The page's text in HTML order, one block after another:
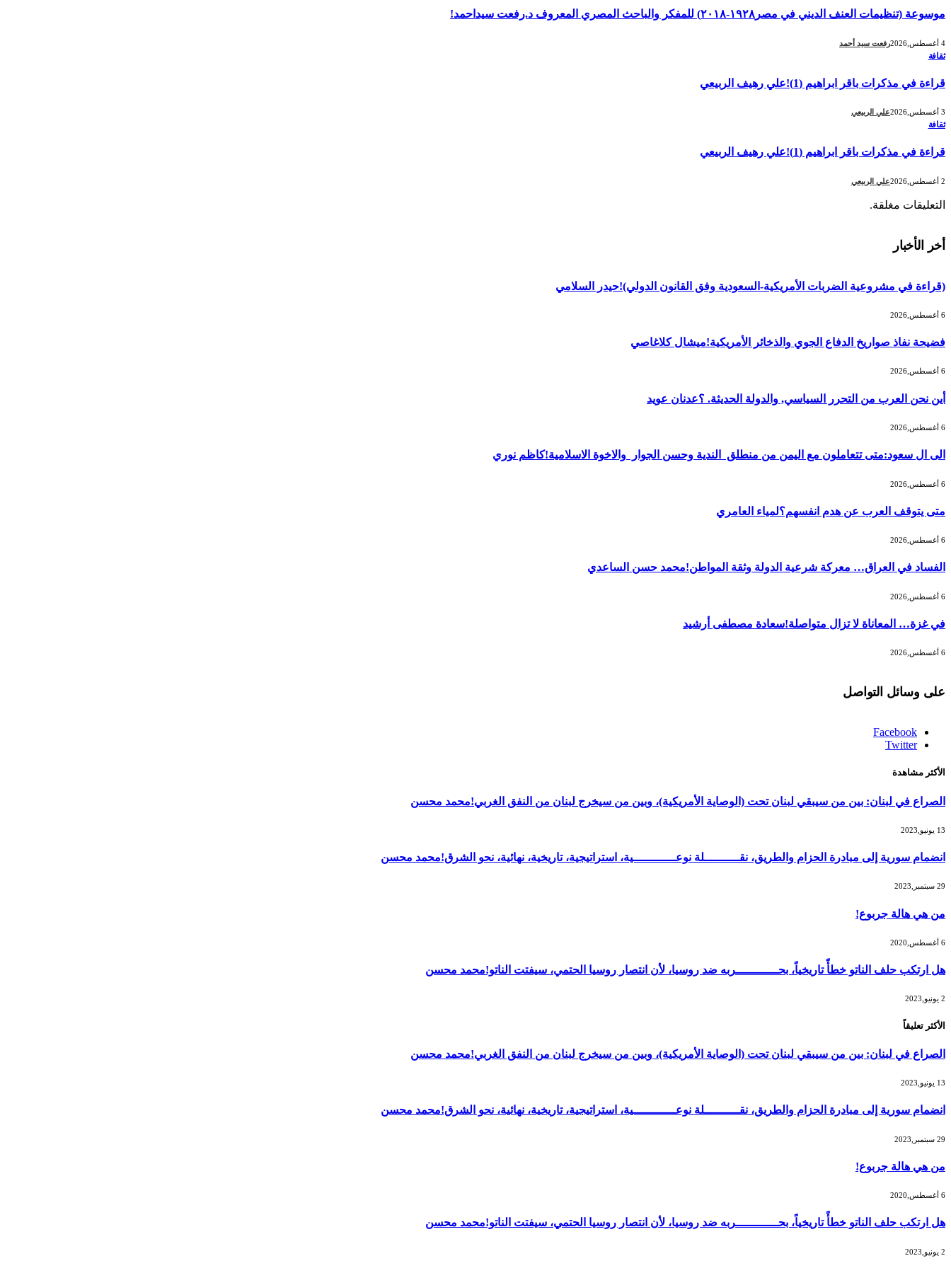
موسوعة (تنظيمات العنف الديني في مصر١٩٢٨-٢٠١٨) للمفكر والباحث المصري المعروف د.رفعت سيداحمد!
4 أغسطس,2026 رفعت سيد أحمد
ثقافة
قراءة في مذكرات باقر ابراهيم (1)!علي رهيف الربيعي
3 أغسطس,2026 علي الربيعي
ثقافة
قراءة في مذكرات باقر ابراهيم (1)!علي رهيف الربيعي
2 أغسطس,2026 علي الربيعي
التعليقات مغلقة.
أخر الأخبار
(قراءة في مشروعية الضربات الأمريكية-السعودية وفق القانون الدولي)!حيدر السلامي
6 أغسطس,2026
فضيحة نفاذ صواريخ الدفاع الجوي والذخائر الأمريكية!ميشال كلاغاصي
6 أغسطس,2026
أين نحن العرب من التحرر السياسي, والدولة الحديثة. ؟عدنان عويد
6 أغسطس,2026
الى ال سعود:متى تتعاملون مع اليمن من منطلق الندية وحسن الجوار والاخوة الاسلامية!كاظم نوري
6 أغسطس,2026
متى يتوقف العرب عن هدم انفسهم؟لمياء العامري
6 أغسطس,2026
الفساد في العراق… معركة شرعية الدولة وثقة المواطن!محمد حسن الساعدي
6 أغسطس,2026
في غزة… المعاناة لا تزال متواصلة!سعادة مصطفى أرشيد
6 أغسطس,2026
على وسائل التواصل
Facebook
Twitter
الأكثر مشاهدة
الصراع في لبنان: بين من سيبقي لبنان تحت (الوصاية الأمريكية)، وبين من سيخرج لبنان من النفق الغربي!محمد محسن
13 يونيو,2023
انضمام سورية إلى مبادرة الحزام والطريق، نقــــــــــلة نوعــــــــــــية، استراتيجية، تاريخية، نهائية، نحو الشرق!محمد محسن
29 سبتمبر,2023
من هي هالة جربوع!
6 أغسطس,2020
هل ارتكب حلف الناتو خطأً تاريخياً، بحــــــــــــربه ضد روسيا، لأن انتصار روسيا الحتمي، سيفتت الناتو!محمد محسن
2 يونيو,2023
الأكثر تعليقاً
الصراع في لبنان: بين من سيبقي لبنان تحت (الوصاية الأمريكية)، وبين من سيخرج لبنان من النفق الغربي!محمد محسن
13 يونيو,2023
انضمام سورية إلى مبادرة الحزام والطريق، نقــــــــــلة نوعــــــــــــية، استراتيجية، تاريخية، نهائية، نحو الشرق!محمد محسن
29 سبتمبر,2023
من هي هالة جربوع!
6 أغسطس,2020
هل ارتكب حلف الناتو خطأً تاريخياً، بحــــــــــــربه ضد روسيا، لأن انتصار روسيا الحتمي، سيفتت الناتو!محمد محسن
2 يونيو,2023